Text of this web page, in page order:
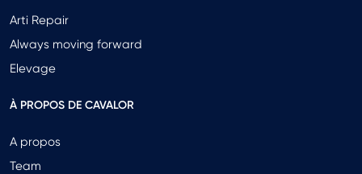
Arti Repair
Always moving forward
Elevage
À PROPOS DE CAVALOR
A propos
Team